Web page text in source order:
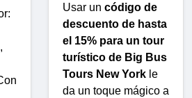
,
Usar un código de
descuento de hasta
el 15% para un tour
turístico de Big Bus
Tours New York le
da un toque mágico a